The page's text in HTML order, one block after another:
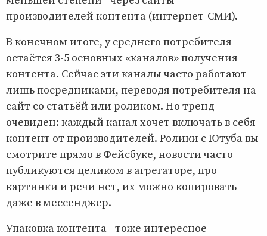
производителей контента (интернет-СМИ).
В конечном итоге, у среднего потребителя
остаётся 3-5 основных «каналов» получения
контента. Сейчас эти каналы часто работают
лишь посредниками, переводя потребителя на
сайт со статьёй или роликом. Но тренд
очевиден: каждый канал хочет включать в себя
контент от производителей. Ролики с Ютуба вы
смотрите прямо в Фейсбуке, новости часто
публикуются целиком в агрегаторе, про
картинки и речи нет, их можно копировать
даже в мессенджер.
Упаковка контента - тоже интересное